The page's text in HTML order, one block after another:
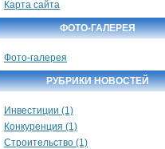
Карта сайта
ФОТО-ГАЛЕРЕЯ
Фото-галерея
РУБРИКИ НОВОСТЕЙ
Инвестиции (1)
Конкуренция (1)
Строительство (1)